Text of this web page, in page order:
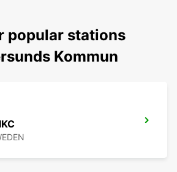
popular stations
Kommun